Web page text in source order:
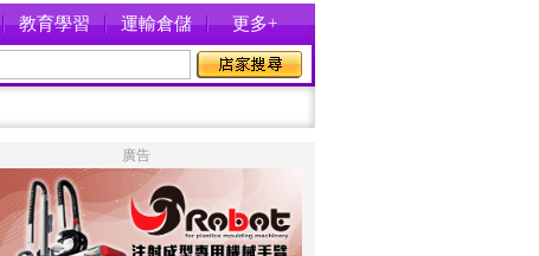
教育學習 運輸倉儲 更多+
廣告